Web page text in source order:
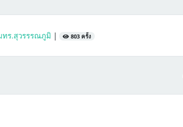
ร.สุวรรรณภูมิ | 803 ครั้ง